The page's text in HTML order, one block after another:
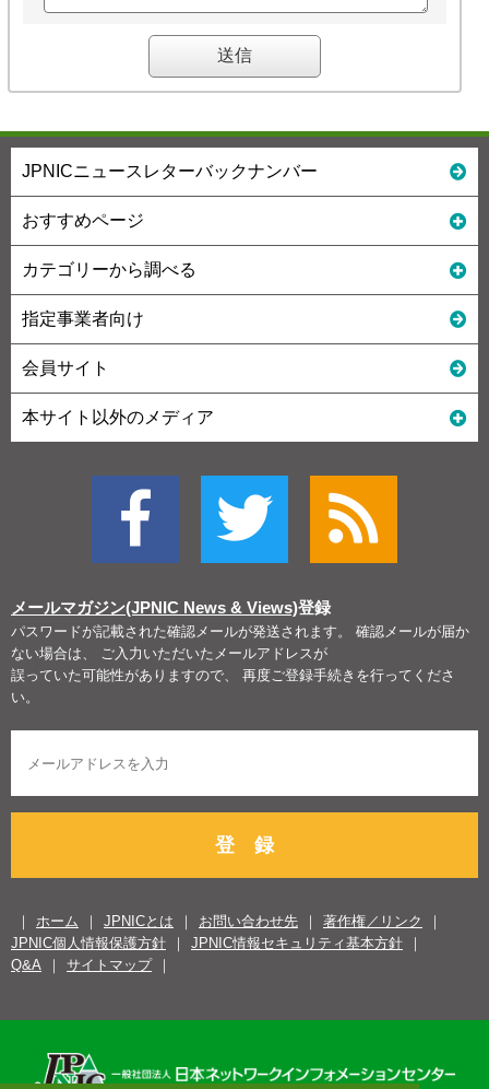
JPNICニュースレターバックナンバー
おすすめページ
カテゴリーから調べる
指定事業者向け
会員サイト
本サイト以外のメディア
メールマガジン(JPNIC News & Views)登録
パスワードが記載された確認メールが発送されます。 確認メールが届か
ない場合は、 ご入力いただいたメールアドレスが
誤っていた可能性がありますので、 再度ご登録手続きを行ってくださ
い。
登 録
ホーム JPNICとは お問い合わせ先
著作権／リンク
JPNIC個人情報保護方針
JPNIC情報セキュリティ基本方針
Q&A
サイトマップ